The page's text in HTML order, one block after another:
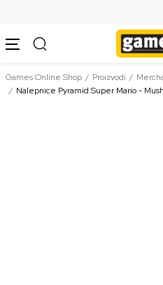
Games Online Shop Proizvodi
Nalepnice Pyramid Super Mario -